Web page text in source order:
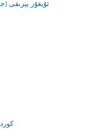
ئۇيغۇر يېزىقى